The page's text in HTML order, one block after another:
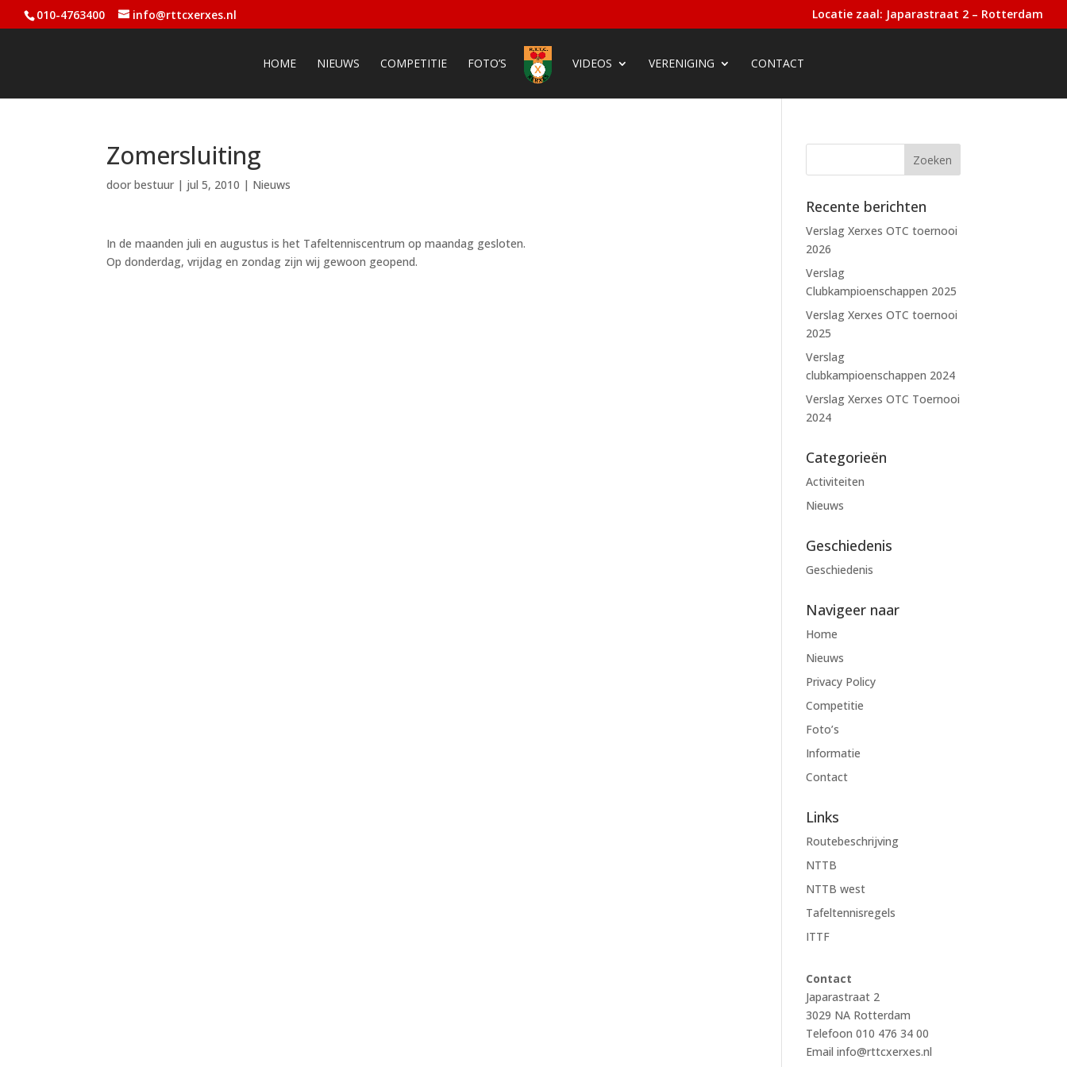
010-4763400 info@rttcxerxes.nl Locatie zaal: Japarastraat 2 – Rotterdam
HOME NIEUWS COMPETITIE FOTO’S VIDEOS VERENIGING CONTACT
Zomersluiting
doorbestuur | jul 5, 2010 | Nieuws
In de maanden juli en augustus is het Tafeltenniscentrum op maandag gesloten.
Op donderdag, vrijdag en zondag zijn wij gewoon geopend.
Recente berichten
Verslag Xerxes OTC toernooi
2026
Verslag
Clubkampioenschappen 2025
Verslag Xerxes OTC toernooi
2025
Verslag
clubkampioenschappen 2024
Verslag Xerxes OTC Toernooi
2024
Categorieën
Activiteiten
Nieuws
Geschiedenis
Geschiedenis
Navigeer naar
Home
Nieuws
Privacy Policy
Competitie
Foto’s
Informatie
Contact
Links
Routebeschrijving
NTTB
NTTB west
Tafeltennisregels
ITTF
Contact
Japarastraat 2
3029 NA Rotterdam
Telefoon 010 476 34 00
Emailinfo@rttcxerxes.nl